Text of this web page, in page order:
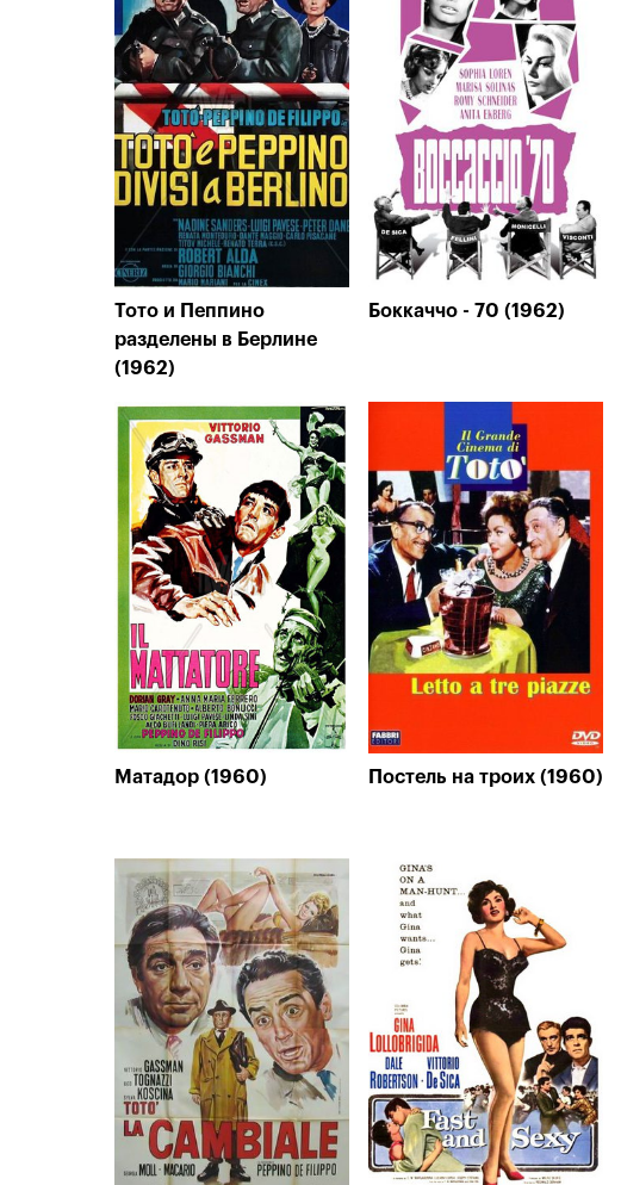
Тото и Пеппино
разделены в Берлине
(1962)
Боккаччо - 70 (1962)
Матадор (1960) Постель на троих (1960)